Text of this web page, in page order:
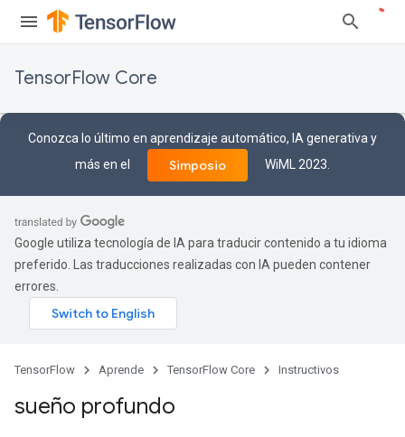
TensorFlow Core
Conozca lo último en aprendizaje automático, IA generativa y
más en el
Simposio WiML 2023.
Google utiliza tecnología de IA para traducir contenido a tu idioma
preferido. Las traducciones realizadas con IA pueden contener
errores.
TensorFlow Aprende TensorFlow Core Instructivos
sueño profundo